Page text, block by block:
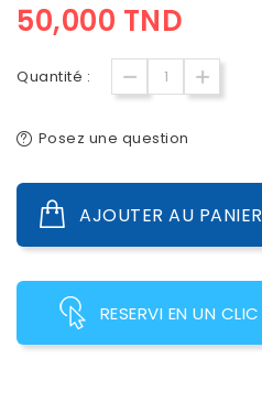
50,000 TND
Quantité :
Posez une question
AJOUTER AU PANIER
RESERVI EN UN CLIC